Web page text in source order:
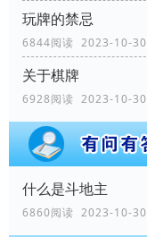
玩牌的禁忌
6844阅读 2023-10-
关于棋牌
6928阅读 2023-10-
什么是斗地主
6860阅读 2023-10-